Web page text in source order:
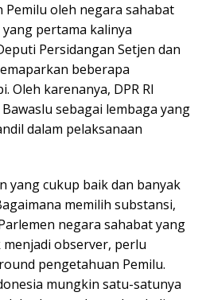
oleh negara sahabat
pertama kalinya
Persidangan Setjen dan
beberapa
Oleh karenanya, DPR RI
sebagai lembaga yang
dalam pelaksanaan
yang cukup baik dan banyak
memilih substansi,
negara sahabat yang
observer, perlu
pengetahuan Pemilu.
mungkin satu-satunya